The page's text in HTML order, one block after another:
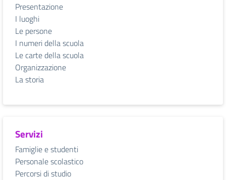
Presentazione
I luoghi
Le persone
I numeri della scuola
Le carte della scuola
Organizzazione
La storia
Servizi
Famiglie e studenti
Personale scolastico
Percorsi di studio